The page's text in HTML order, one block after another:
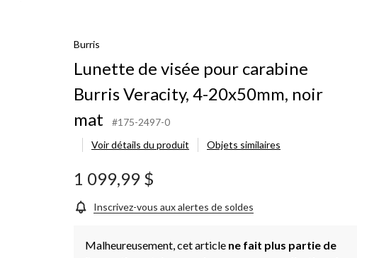
Burris
Lunette de visée pour carabine
Burris Veracity, 4-20x50mm, noir
mat
#175-2497-0
Voir détails du produit
Objets similaires
1 099,99 $
Inscrivez-vous aux alertes de soldes
Malheureusement, cet article ne fait plus partie de